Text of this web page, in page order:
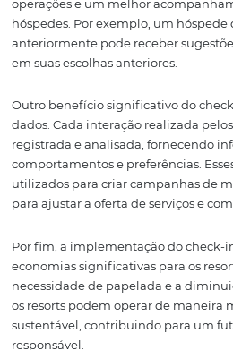
forma como os hóspedes
enfrentar filas longas e
hóspedes podem realizar o
melhora a experiência do
do resort para se concentrar
hospitalidade.
Além disso, o check-in digital
plataformas de comunicação
ecossistema que permite uma
operações e um melhor
hóspedes. Por exemplo, um
anteriormente pode receber